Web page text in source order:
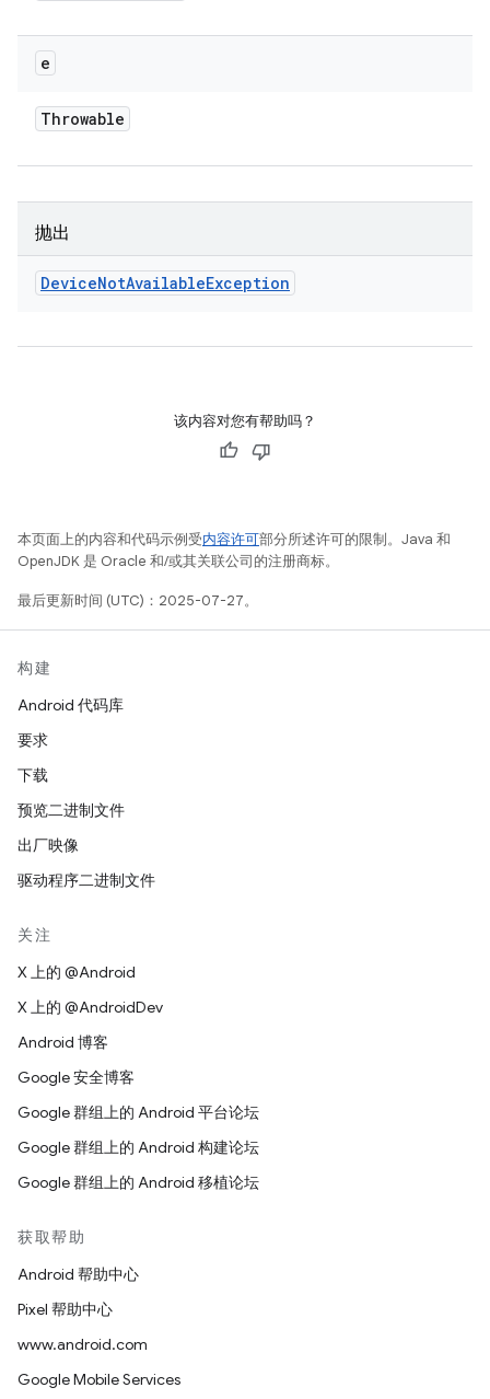
e
Throwable
抛出
DeviceNotAvailableException
该内容对您有帮助吗？
本页面上的内容和代码示例受内容许可部分所述许可的限制。Java 和
OpenJDK 是 Oracle 和/或其关联公司的注册商标。
最后更新时间 (UTC)：2025-07-27。
构建
Android 代码库
要求
下载
预览二进制文件
出厂映像
驱动程序二进制文件
关注
X 上的 @Android
X 上的 @AndroidDev
Android 博客
Google 安全博客
Google 群组上的 Android 平台论坛
Google 群组上的 Android 构建论坛
Google 群组上的 Android 移植论坛
获取帮助
Android 帮助中心
Pixel 帮助中心
www.android.com
Google Mobile Services